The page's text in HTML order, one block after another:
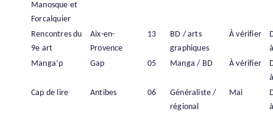
Manosque et
Forcalquier
Rencontres du
9e art
Aix-en-
Provence
13
BD / arts
graphiques
À vérifier
Manga’p
Gap 05 Manga / BD À vérifier
Cap de lire
Antibes 06
Généraliste /
régional
Mai